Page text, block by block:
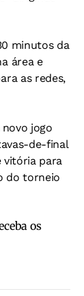
minutos da
área e
as redes,
jogo
de-final
vitória para
do torneio
os